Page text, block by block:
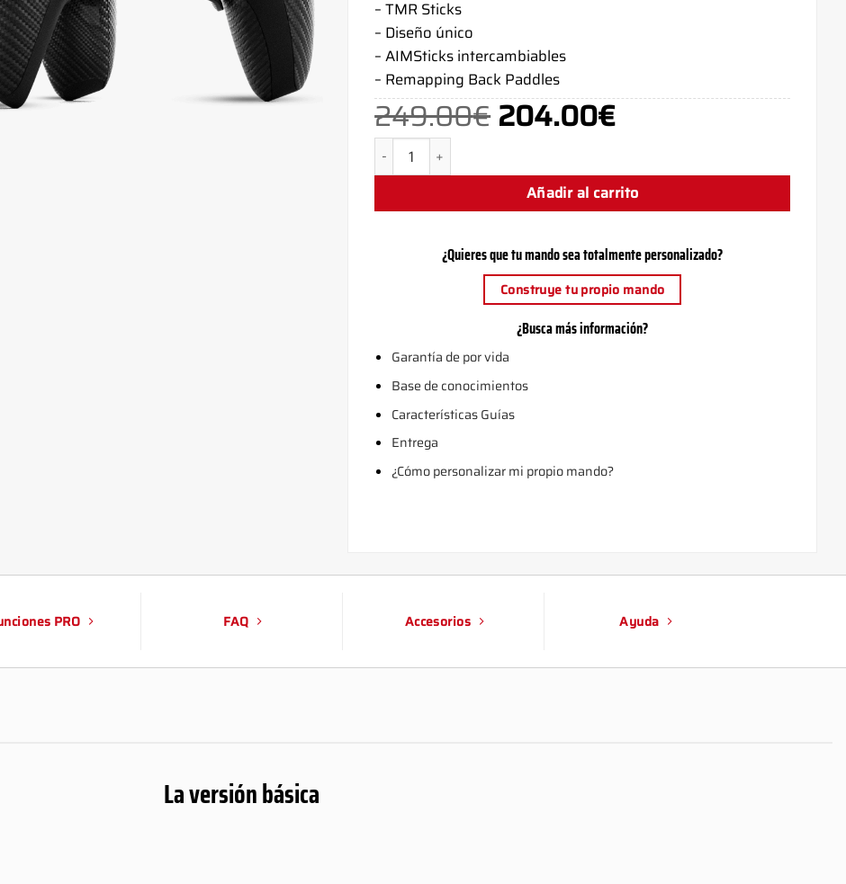
– TMR Sticks
– Diseño único
– AIMSticks intercambiables
– Remapping Back Paddles
249.00€ El
precio
204.00€El
precio
Mando PS5 Carbon - PS5 Controller - AimControllers cantidad
Añadir al carrito
¿Quieres que tu mando sea totalmente personalizado?
Construye tu propio mando
¿Busca más información?
Garantía de por vida
Base de conocimientos
Características Guías
Entrega
¿Cómo personalizar mi propio mando?
PRO FAQ Accesorios Ayuda
La versión básica